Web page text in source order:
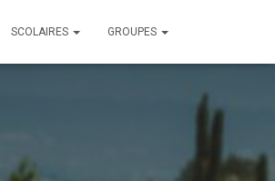
SCOLAIRES GROUPES